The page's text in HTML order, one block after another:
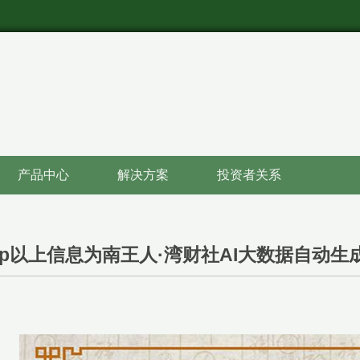
产品中心 解决方案 投资者关系
以上信息为南王人·湾财社AI大数据自动生